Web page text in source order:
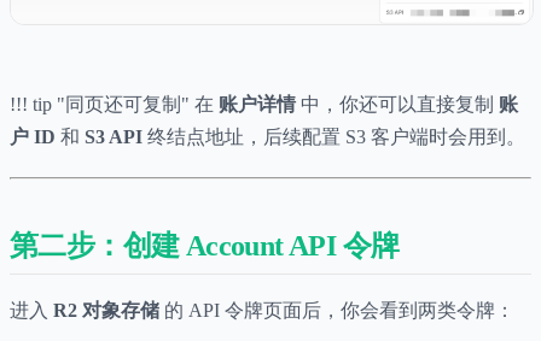
!!! tip "同页还可复制" 在 账户详情 中，你还可以直接复制 账
户 ID 和 S3 API 终结点地址，后续配置 S3 客户端时会用到。
第二步：创建 Account API 令牌
进入 R2 对象存储 的 API 令牌页面后，你会看到两类令牌：